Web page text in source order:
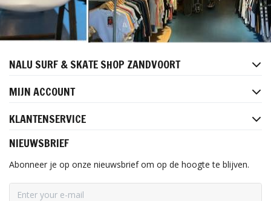
NALU SURF & SKATE SHOP ZANDVOORT
MIJN ACCOUNT
KLANTENSERVICE
NIEUWSBRIEF
Abonneer je op onze nieuwsbrief om op de hoogte te blijven.